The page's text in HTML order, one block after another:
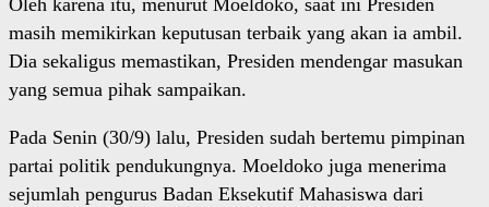
Oleh karena itu, menurut Moeldoko, saat ini Presiden
masih memikirkan keputusan terbaik yang akan ia ambil.
Dia sekaligus memastikan, Presiden mendengar masukan
yang semua pihak sampaikan.
Pada Senin (30/9) lalu, Presiden sudah bertemu pimpinan
partai politik pendukungnya. Moeldoko juga menerima
sejumlah pengurus Badan Eksekutif Mahasiswa dari